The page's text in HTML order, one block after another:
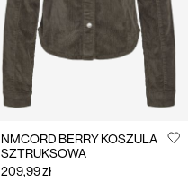
NMCORD BERRY KOSZULA
SZTRUKSOWA
209,99 zł